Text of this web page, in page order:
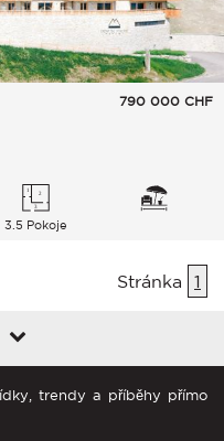
790 000 CHF
3.5 Pokoje
Stránka 1
trendy a příběhy přímo